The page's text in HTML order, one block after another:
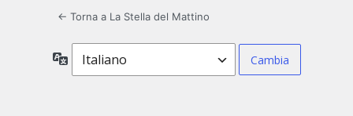
← Torna a La Stella del Mattino
Lingua